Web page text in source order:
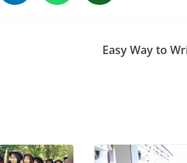
Easy Way to